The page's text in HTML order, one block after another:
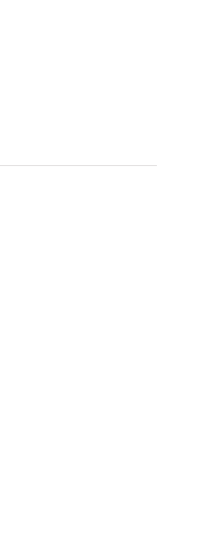
national Seydi
activités lundi !